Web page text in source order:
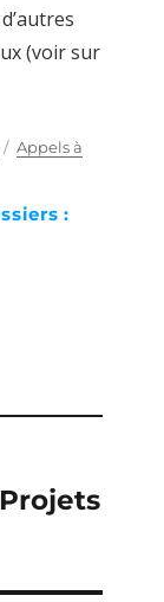
(voir sur
Catégories
Appels à
: